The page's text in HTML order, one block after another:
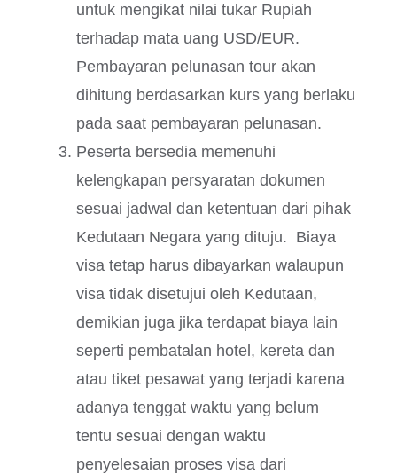
untuk mengikat nilai tukar Rupiah
terhadap mata uang USD/EUR.
Pembayaran pelunasan tour akan
dihitung berdasarkan kurs yang berlaku
pada saat pembayaran pelunasan.
Peserta bersedia memenuhi
kelengkapan persyaratan dokumen
sesuai jadwal dan ketentuan dari pihak
Kedutaan Negara yang dituju. Biaya
visa tetap harus dibayarkan walaupun
visa tidak disetujui oleh Kedutaan,
demikian juga jika terdapat biaya lain
seperti pembatalan hotel, kereta dan
atau tiket pesawat yang terjadi karena
adanya tenggat waktu yang belum
tentu sesuai dengan waktu
penyelesaian proses visa dari